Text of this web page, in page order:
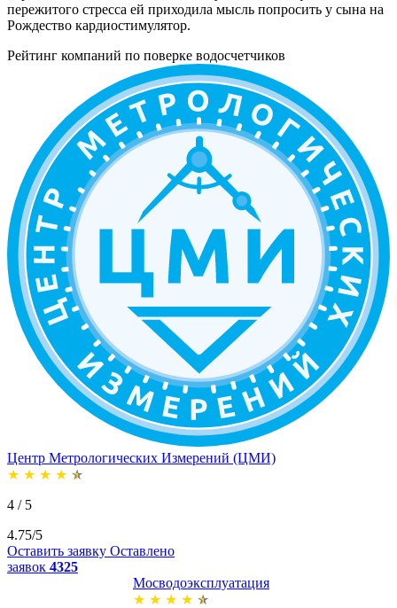
пережитого стресса ей приходила мысль попросить у сына на
Рождество кардиостимулятор.
Рейтинг компаний по поверке водосчетчиков
Центр Метрологических Измерений (ЦМИ)
★ ★ ★ ★ ★
4 / 5
4.75/5
Оставить заявку Оставлено
заявок 4325
Мосводоэксплуатация
★ ★ ★ ★ ★